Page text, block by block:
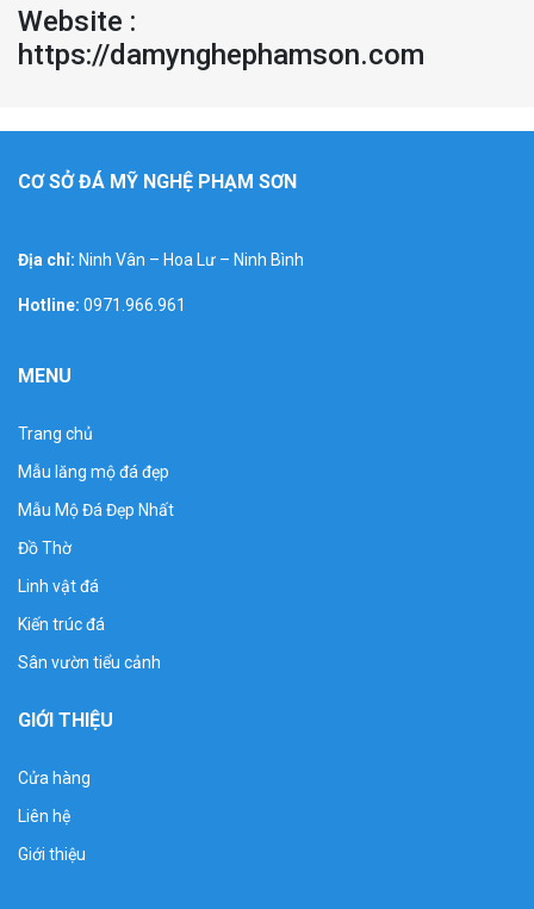
Website :
https://damynghephamson.com
CƠ SỞ ĐÁ MỸ NGHỆ PHẠM SƠN
Địa chỉ: Ninh Vân – Hoa Lư – Ninh Bình
Hotline: 0971.966.961
MENU
Trang chủ
Mẫu lăng mộ đá đẹp
Mẫu Mộ Đá Đẹp Nhất
Đồ Thờ
Linh vật đá
Kiến trúc đá
Sân vườn tiểu cảnh
GIỚI THIỆU
Cửa hàng
Liên hệ
Giới thiệu